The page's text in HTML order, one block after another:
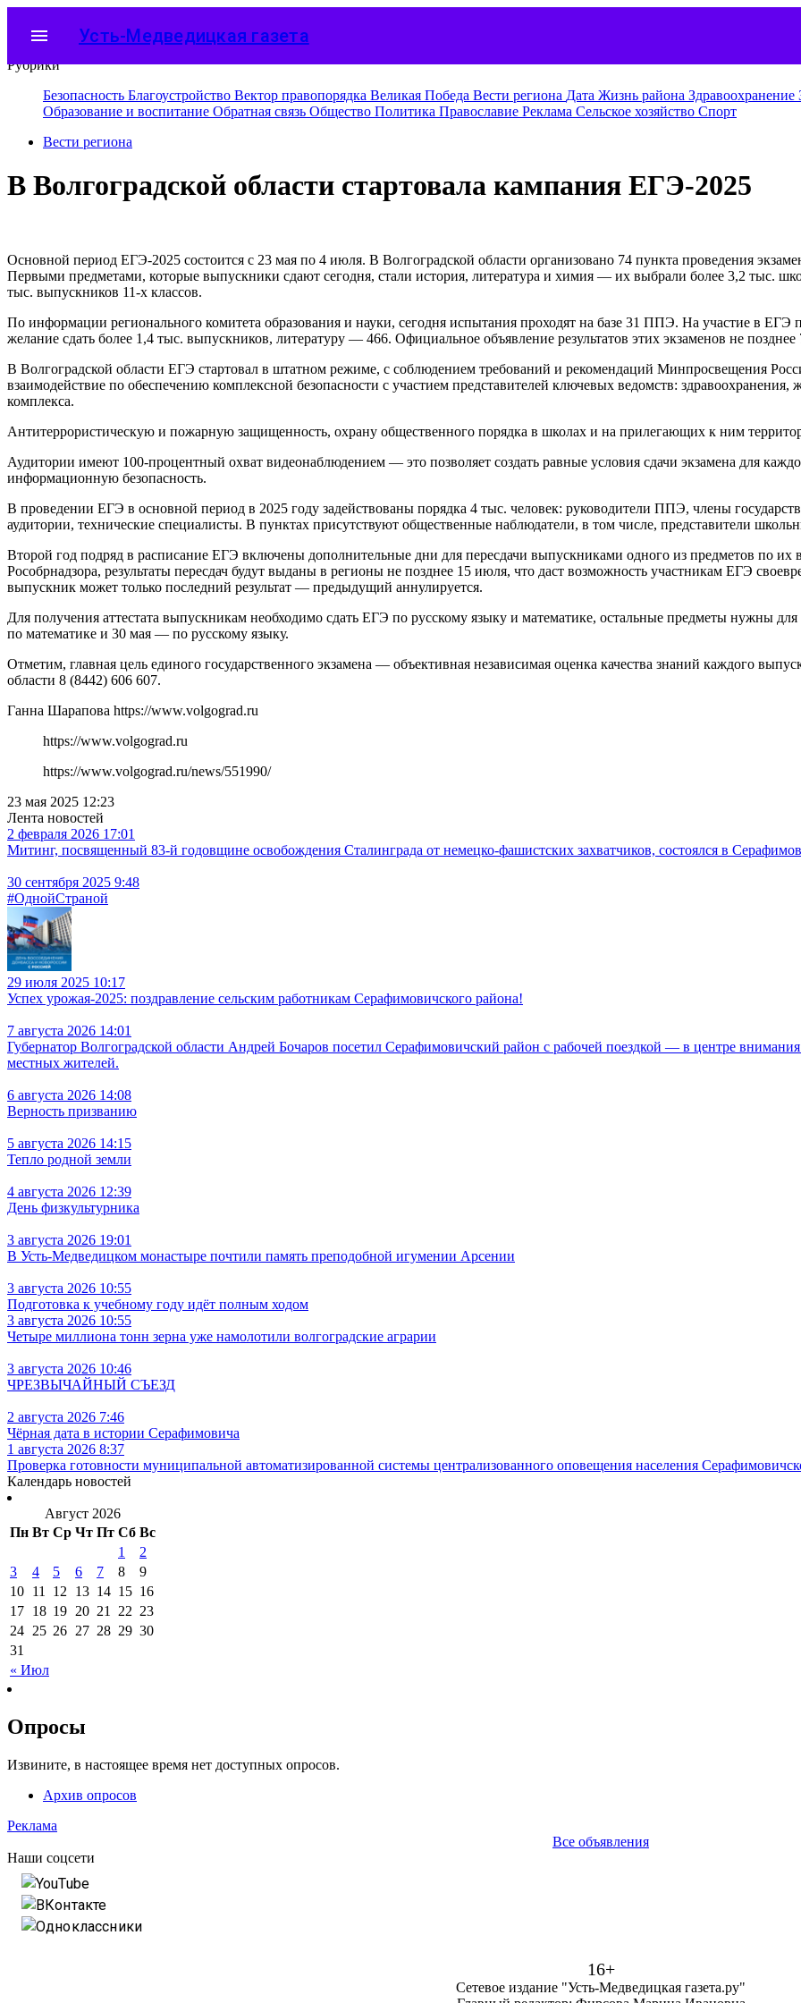
menu Усть-Медведицкая газета
Рубрики
Безопасность Благоустройство Вектор правопорядка Великая Победа Вести региона Дата Жизнь района Здравоохранение
Образование и воспитание Обратная связь Общество Политика Православие Реклама Сельское хозяйство Спорт
Вести региона
В Волгоградской области стартовала кампания ЕГЭ-2025
Основной период ЕГЭ-2025 состоится с 23 мая по 4 июля. В Волгоградской области организовано 74 пункта проведения
Первыми предметами, которые выпускники сдают сегодня, стали история, литература и химия — их выбрали более 3,2 тыс.
тыс. выпускников 11-х классов.
По информации регионального комитета образования и науки, сегодня испытания проходят на базе 31 ППЭ. На участие в ЕГЭ
желание сдать более 1,4 тыс. выпускников, литературу — 466. Официальное объявление результатов этих экзаменов не
В Волгоградской области ЕГЭ стартовал в штатном режиме, с соблюдением требований и рекомендаций Минпросвещения
взаимодействие по обеспечению комплексной безопасности с участием представителей ключевых ведомств:
комплекса.
Антитеррористическую и пожарную защищенность, охрану общественного порядка в школах и на прилегающих к ним
Аудитории имеют 100-процентный охват видеонаблюдением — это позволяет создать равные условия сдачи экзамена для
информационную безопасность.
В проведении ЕГЭ в основной период в 2025 году задействованы порядка 4 тыс. человек: руководители ППЭ, члены
аудитории, технические специалисты. В пунктах присутствуют общественные наблюдатели, в том числе, представители
Второй год подряд в расписание ЕГЭ включены дополнительные дни для пересдачи выпускниками одного из предметов по
Рособрнадзора, результаты пересдач будут выданы в регионы не позднее 15 июля, что даст возможность участникам ЕГЭ
выпускник может только последний результат — предыдущий аннулируется.
Для получения аттестата выпускникам необходимо сдать ЕГЭ по русскому языку и математике, остальные предметы нужны
по математике и 30 мая — по русскому языку.
Отметим, главная цель единого государственного экзамена — объективная независимая оценка качества знаний каждого
области 8 (8442) 606 607.
Ганна Шарапова https://www.volgograd.ru
https://www.volgograd.ru
https://www.volgograd.ru/news/551990/
23 мая 2025 12:23
Лента новостей
2 февраля 2026 17:01
Митинг, посвященный 83-й годовщине освобождения Сталинграда от немецко-фашистских захватчиков, состоялся в
30 сентября 2025 9:48
#ОднойСтраной
29 июля 2025 10:17
Успех урожая-2025: поздравление сельским работникам Серафимовичского района!
7 августа 2026 14:01
Губернатор Волгоградской области Андрей Бочаров посетил Серафимовичский район с рабочей поездкой — в центре
местных жителей.
6 августа 2026 14:08
Верность призванию
5 августа 2026 14:15
Тепло родной земли
4 августа 2026 12:39
День физкультурника
3 августа 2026 19:01
В Усть‑Медведицком монастыре почтили память преподобной игумении Арсении
3 августа 2026 10:55
Подготовка к учебному году идёт полным ходом
3 августа 2026 10:55
Четыре миллиона тонн зерна уже намолотили волгоградские аграрии
3 августа 2026 10:46
ЧРЕЗВЫЧАЙНЫЙ СЪЕЗД
2 августа 2026 7:46
Чёрная дата в истории Серафимовича
1 августа 2026 8:37
Проверка готовности муниципальной автоматизированной системы централизованного оповещения населения
Календарь новостей
Август 2026
Пн Вт Ср Чт Пт Сб Вс
« Июл
1
2
3
4 5 6 7 8
9
10 11 12 13 14 15 16
17 18 19 20 21 22 23
24 25 26 27 28 29 30
31
Опросы
Извините, в настоящее время нет доступных опросов.
Архив опросов
Реклама
Все объявления
Наши соцсети
YouTube
ВКонтакте
Одноклассники
16+
Сетевое издание "Усть-Медведицкая газета.ру"